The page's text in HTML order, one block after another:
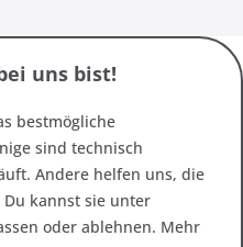
uns bist!
bestmögliche
sind technisch
Andere helfen uns, die
Du kannst sie unter
oder ablehnen. Mehr